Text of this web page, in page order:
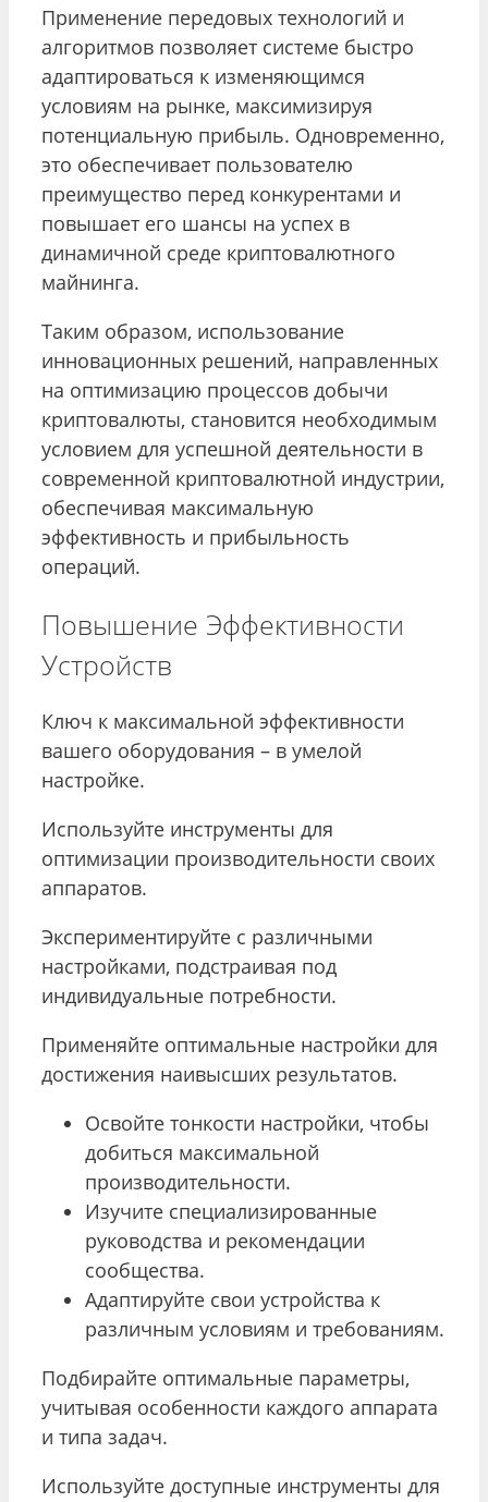
Применение передовых технологий и
алгоритмов позволяет системе быстро
адаптироваться к изменяющимся
условиям на рынке, максимизируя
потенциальную прибыль. Одновременно,
это обеспечивает пользователю
преимущество перед конкурентами и
повышает его шансы на успех в
динамичной среде криптовалютного
майнинга.
Таким образом, использование
инновационных решений, направленных
на оптимизацию процессов добычи
криптовалюты, становится необходимым
условием для успешной деятельности в
современной криптовалютной индустрии,
обеспечивая максимальную
эффективность и прибыльность
операций.
Повышение Эффективности
Устройств
Ключ к максимальной эффективности
вашего оборудования – в умелой
настройке.
Используйте инструменты для
оптимизации производительности своих
аппаратов.
Экспериментируйте с различными
настройками, подстраивая под
индивидуальные потребности.
Применяйте оптимальные настройки для
достижения наивысших результатов.
Освойте тонкости настройки, чтобы
добиться максимальной
производительности.
Изучите специализированные
руководства и рекомендации
сообщества.
Адаптируйте свои устройства к
различным условиям и требованиям.
Подбирайте оптимальные параметры,
учитывая особенности каждого аппарата
и типа задач.
Используйте доступные инструменты для